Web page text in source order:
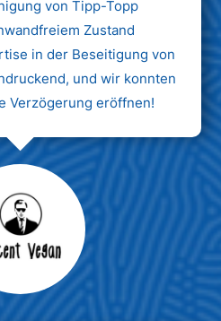
von Tipp-Topp
Zustand
in der Beseitigung von
und wir konnten
Verzögerung eröffnen!